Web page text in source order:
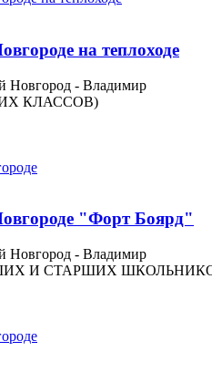
на теплоходе
- Владимир
КЛАССОВ)
"Форт Боярд"
- Владимир
И СТАРШИХ